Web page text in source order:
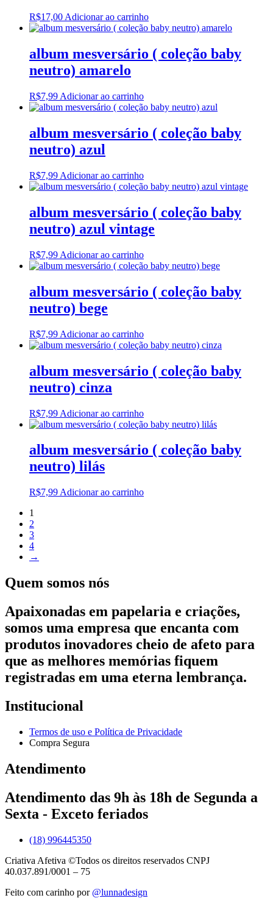
R$17,00Adicionar ao carrinho
album mesversário ( coleção baby
neutro) amarelo
R$7,99 Adicionar ao carrinho
album mesversário ( coleção baby
neutro) azul
R$7,99 Adicionar ao carrinho
album mesversário ( coleção baby
neutro) azul vintage
R$7,99 Adicionar ao carrinho
album mesversário ( coleção baby
neutro) bege
R$7,99 Adicionar ao carrinho
album mesversário ( coleção baby
neutro) cinza
R$7,99 Adicionar ao carrinho
album mesversário ( coleção baby
neutro) lilás
R$7,99 Adicionar ao carrinho
1
2
3
4
→
Quem somos nós
Apaixonadas em papelaria e criações,
somos uma empresa que encanta com
produtos inovadores cheio de afeto para
que as melhores memórias fiquem
registradas em uma eterna lembrança.
Institucional
Termos de uso e Política de Privacidade
Compra Segura
Atendimento
Atendimento das 9h às 18h de Segunda a
Sexta - Exceto feriados
(18) 996445350
Criativa Afetiva ©Todos os direitos reservados CNPJ
40.037.891/0001 – 75
Feito com carinho por @lunnadesign